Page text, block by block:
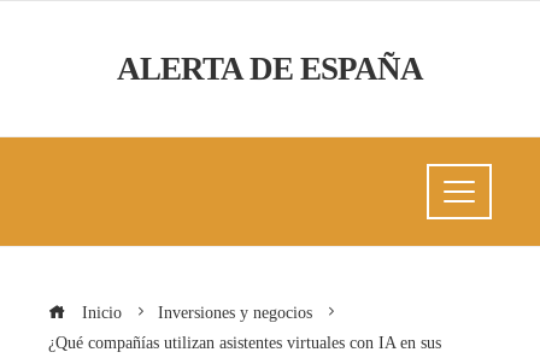
ALERTA DE ESPAÑA
Inicio
Inversiones y negocios
¿Qué compañías utilizan asistentes virtuales con IA en sus